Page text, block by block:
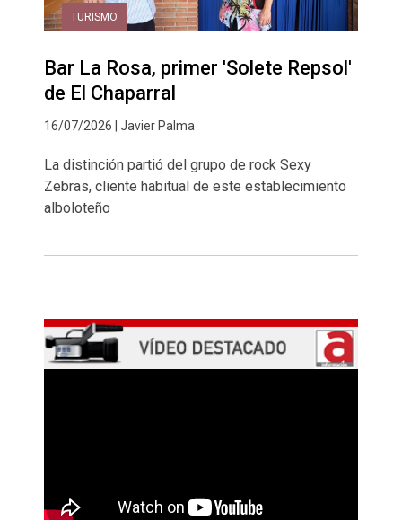
TURISMO
Bar La Rosa, primer 'Solete Repsol'
de El Chaparral
16/07/2026 | Javier Palma
La distinción partió del grupo de rock Sexy
Zebras, cliente habitual de este establecimiento
alboloteño